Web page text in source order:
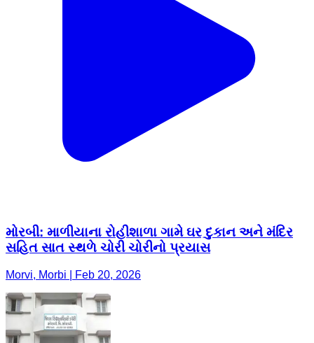
મોરબી: માળીયાના રોહીશાળા ગામે ઘર દુકાન અને મંદિર
સહિત સાત સ્થળે ચોરી ચોરીનો પ્રયાસ
Morvi, Morbi | Feb 20, 2026